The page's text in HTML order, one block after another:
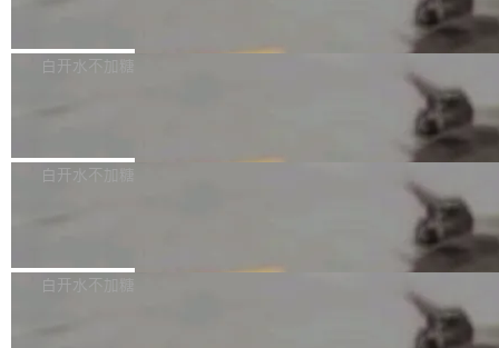
不得生成涉及安全性的关键变更，除非作者本身
36个月。 公告显示，本次宇树科技战略配售对
员工参与设立的专项资产管理计划。其中，Dee
获配9...
Bug fixes and enhancements 修复多次传递同
一个回归问题，该问题导致拉取镜像时会拒绝包
题，该问题可能导致在旧版 Linux 内核...
白开水不加糖
e 孵化器项目管理委员会（IPMC）投票中获得
P）！这一里程碑不仅标志着 Fluss 迈入新的发
白开水不加糖
长期停止内容更新，未能实现其作为“AI版维基百
白开水不加糖